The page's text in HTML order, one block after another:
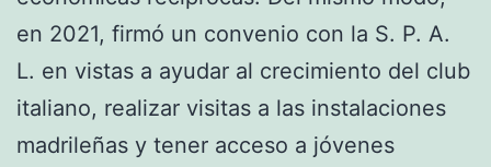
en 2021, firmó un convenio con la S. P. A.
L. en vistas a ayudar al crecimiento del club
italiano, realizar visitas a las instalaciones
madrileñas y tener acceso a jóvenes